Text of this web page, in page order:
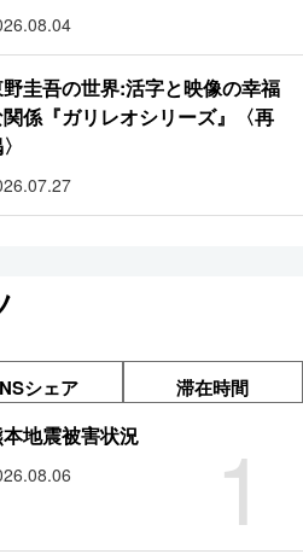
圭吾の世界:活字と映像の幸福
係『ガリレオシリーズ』〈再
シェア 滞在時間
1
地震被害状況